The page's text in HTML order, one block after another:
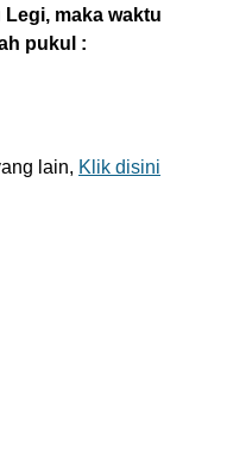
maka waktu
pukul :
lain, Klik disini